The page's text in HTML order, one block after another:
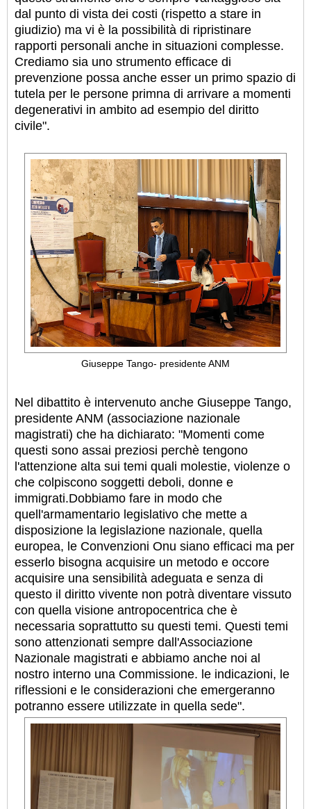
dal punto di vista dei costi (rispetto a stare in
giudizio) ma vi è la possibilità di ripristinare
rapporti personali anche in situazioni complesse.
Crediamo sia uno strumento efficace di
prevenzione possa anche esser un primo spazio di
tutela per le persone primna di arrivare a momenti
degenerativi in ambito ad esempio del diritto
civile".
Giuseppe Tango- presidente ANM
Nel dibattito è intervenuto anche Giuseppe Tango,
presidente ANM (associazione nazionale
magistrati) che ha dichiarato: "Momenti come
questi sono assai preziosi perchè tengono
l'attenzione alta sui temi quali molestie, violenze o
che colpiscono soggetti deboli, donne e
immigrati.Dobbiamo fare in modo che
quell'armamentario legislativo che mette a
disposizione la legislazione nazionale, quella
europea, le Convenzioni Onu siano efficaci ma per
esserlo bisogna acquisire un metodo e occore
acquisire una sensibilità adeguata e senza di
questo il diritto vivente non potrà diventare vissuto
con quella visione antropocentrica che è
necessaria soprattutto su questi temi. Questi temi
sono attenzionati sempre dall'Associazione
Nazionale magistrati e abbiamo anche noi al
nostro interno una Commissione. le indicazioni, le
riflessioni e le considerazioni che emergeranno
potranno essere utilizzate in quella sede".